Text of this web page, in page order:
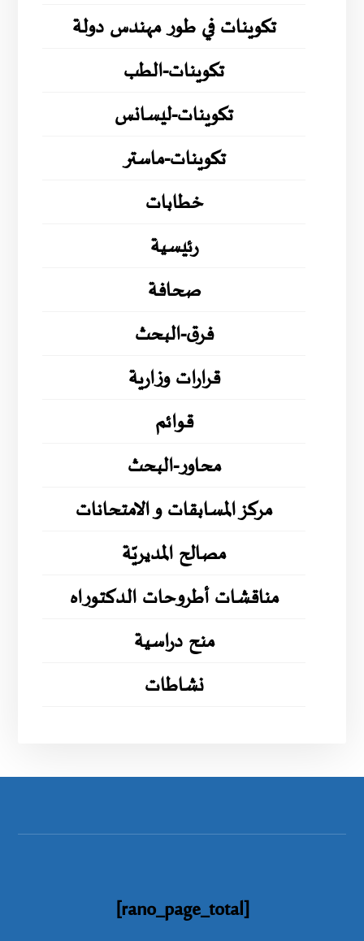
تكوينات في طور مهندس دولة
تكوينات-الطب
تكوينات-ليسانس
تكوينات-ماستر
خطابات
رئيسية
صحافة
فرق-البحث
قرارات وزارية
قوائم
محاور-البحث
مركز المسابقات و الامتحانات
مصالح المديريّة
مناقشات أطروحات الدكتوراه
منح دراسية
نشاطات
[rano_page_total]